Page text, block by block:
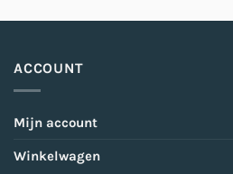
ACCOUNT
Mijn account
Winkelwagen